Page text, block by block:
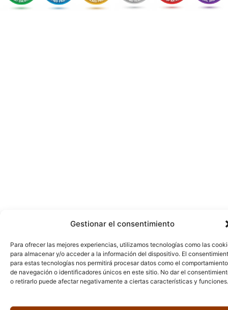
Gestionar el consentimiento
Para ofrecer las mejores experiencias, utilizamos tecnologías como las
para almacenar y/o acceder a la información del dispositivo. El
para estas tecnologías nos permitirá procesar datos como el comportamiento
de navegación o identificadores únicos en este sitio. No dar el
o retirarlo puede afectar negativamente a ciertas características y funciones.